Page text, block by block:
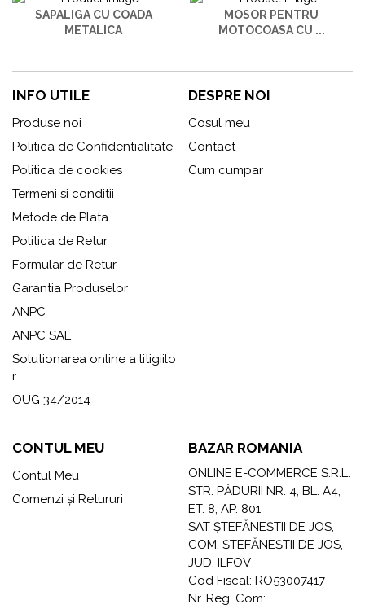
SAPALIGA CU COADA
METALICA
MOSOR PENTRU
MOTOCOASA CU ...
INFO UTILE
Produse noi
Politica de Confidentialitate
Politica de cookies
Termeni si conditii
Metode de Plata
Politica de Retur
Formular de Retur
Garantia Produselor
ANPC
ANPC SAL
Solutionarea online a litigiilo
r
OUG 34/2014
DESPRE NOI
Cosul meu
Contact
Cum cumpar
CONTUL MEU
Contul Meu
Comenzi și Retururi
BAZAR ROMANIA
ONLINE E-COMMERCE S.R.L.
STR. PĂDURII NR. 4, BL. A4,
ET. 8, AP. 801
SAT ȘTEFĂNEȘTII DE JOS,
COM. ȘTEFĂNEȘTII DE JOS,
JUD. ILFOV
Cod Fiscal: RO53007417
Nr. Reg. Com: